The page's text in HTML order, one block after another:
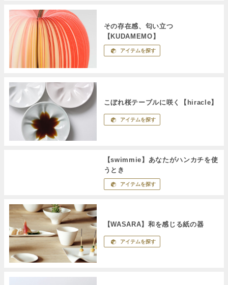
その存在感、匂い立つ
【KUDAMEMO】
アイテムを探す
こぼれ桜テーブルに咲く【hiracle】
アイテムを探す
【swimmie】あなたがハンカチを使
うとき
アイテムを探す
【WASARA】和を感じる紙の器
アイテムを探す